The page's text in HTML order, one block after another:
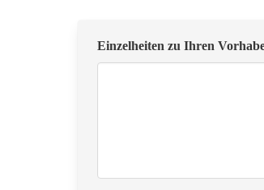
Einzelheiten zu Ihren